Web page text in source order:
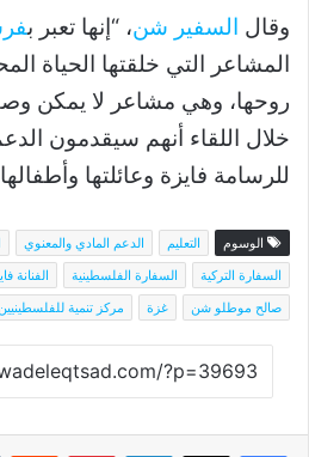
وقال السفير شن، “إنها تعبر ب
المشاعر التي خلقتها الحياة
روحها، وهي مشاعر لا يمكن
خلال اللقاء أنهم سيقدمون
للرسامة فايزة وعائلتها
الوسوم التعليم الدعم المادي والمعنوي
السفارة التركية
السفارة الفلسطينية الفنانة
صالح موطلو شن
غزة مركز تنمية للفلسطينيين